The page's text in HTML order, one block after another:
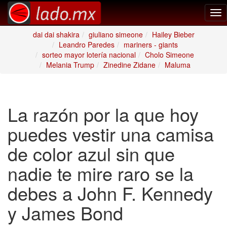
dai dai shakira
giuliano simeone
Hailey Bieber
Leandro Paredes
mariners - giants
sorteo mayor lotería nacional
Cholo Simeone
Melania Trump
Zinedine Zidane Maluma
La razón por la que hoy
puedes vestir una camisa
de color azul sin que
nadie te mire raro se la
debes a John F. Kennedy
y James Bond